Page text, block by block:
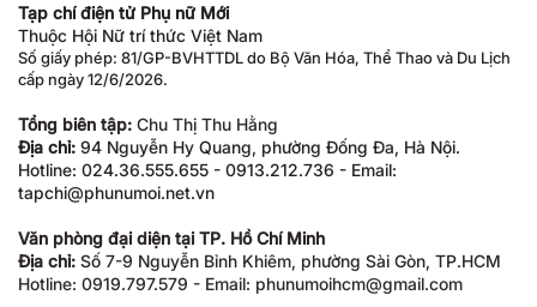
Tạp chí điện tử Phụ nữ Mới
Thuộc Hội Nữ trí thức Việt Nam
Số giấy phép: 81/GP-BVHTTDL do Bộ Văn Hóa, Thể Thao và Du Lịch
cấp ngày 12/6/2026.
Tổng biên tập: Chu Thị Thu Hằng
Địa chỉ: 94 Nguyễn Hy Quang, phường Đống Đa, Hà Nội.
Hotline: 024.36.555.655 - 0913.212.736 - Email:
tapchi@phunumoi.net.vn
Văn phòng đại diện tại TP. Hồ Chí Minh
Địa chỉ: Số 7-9 Nguyễn Bỉnh Khiêm, phường Sài Gòn, TP.HCM
Hotline: 0919.797.579 - Email: phunumoihcm@gmail.com